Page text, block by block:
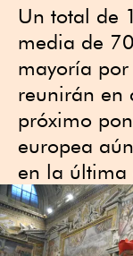
Un total de
media de
mayoría por
reunirán en
próximo
europea
en la última